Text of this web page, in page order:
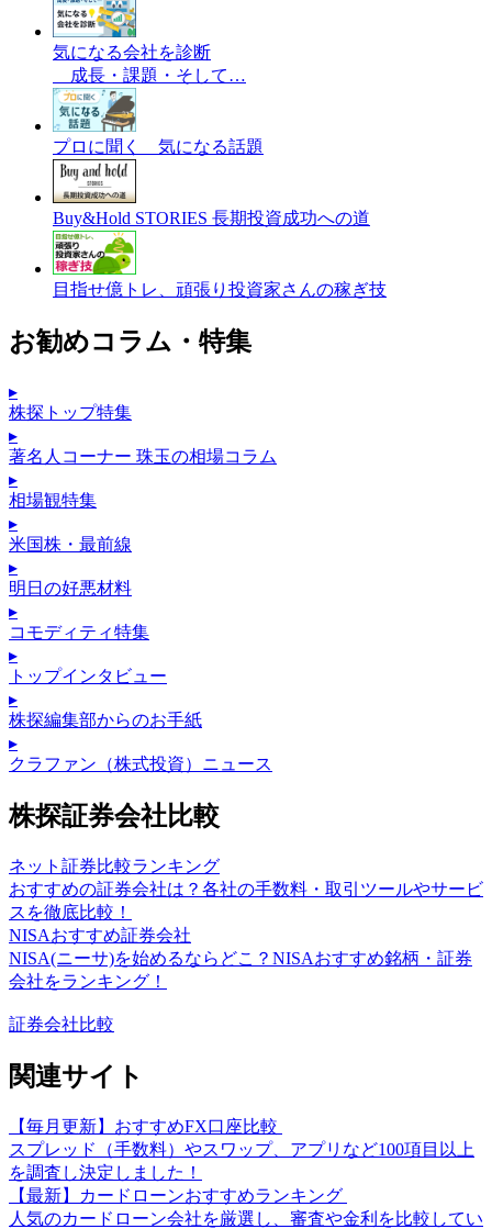
気になる会社を診断
成長・課題・そして…
プロに聞く 気になる話題
Buy&Hold STORIES 長期投資成功への道
目指せ億トレ、頑張り投資家さんの稼ぎ技
お勧めコラム・特集
▸
株探トップ特集
▸
著名人コーナー 珠玉の相場コラム
▸
相場観特集
▸
米国株・最前線
▸
明日の好悪材料
▸
コモディティ特集
▸
トップインタビュー
▸
株探編集部からのお手紙
▸
クラファン（株式投資）ニュース
株探証券会社比較
ネット証券比較ランキング
おすすめの証券会社は？各社の手数料・取引ツールやサービ
スを徹底比較！
NISAおすすめ証券会社
NISA(ニーサ)を始めるならどこ？NISAおすすめ銘柄・証券
会社をランキング！
証券会社比較
関連サイト
【毎月更新】おすすめFX口座比較
スプレッド（手数料）やスワップ、アプリなど100項目以上
を調査し決定しました！
【最新】カードローンおすすめランキング
人気のカードローン会社を厳選し、審査や金利を比較してい